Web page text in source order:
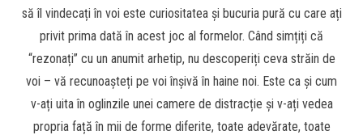
să îl vindecați în voi este curiositatea și bucuria pură cu care ați
privit prima dată în acest joc al formelor. Când simțiți că
“rezonați” cu un anumit arhetip, nu descoperiți ceva străin de
voi – vă recunoașteți pe voi înșivă în haine noi. Este ca și cum
v-ați uita în oglinzile unei camere de distracție și v-ați vedea
propria față în mii de forme diferite, toate adevărate, toate